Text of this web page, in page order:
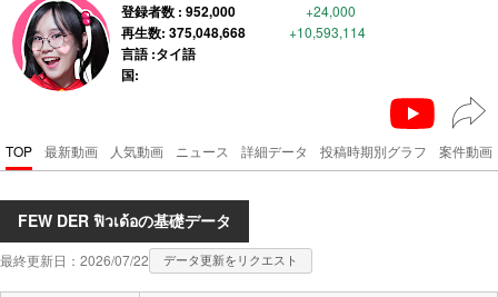
登録者数 : 952,000 +24,000
再生数: 375,048,668 +10,593,114
言語 :タイ語
国:
TOP 最新動画 人気動画 ニュース 詳細データ 投稿時期別グラフ 案件動画
FEW DER ฟิวเด้อの基礎データ
最終更新日：2026/07/22 データ更新をリクエスト